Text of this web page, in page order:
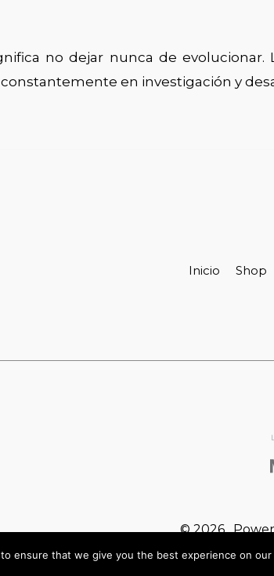
no dejar nunca de evolucionar.
en investigación y
Inicio Shop
© 2026 .
5 bis, av.
to ensure that we give you the best experience on